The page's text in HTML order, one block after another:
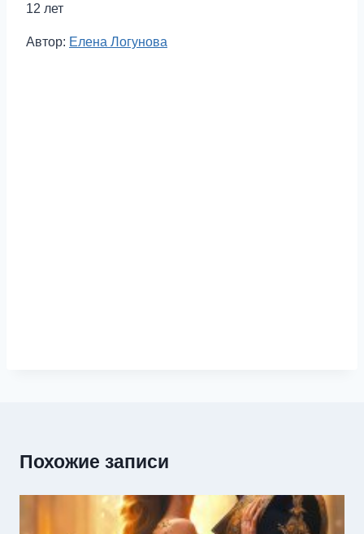
12 лет
Метки
Автор: Елена Логунова
Похожие записи